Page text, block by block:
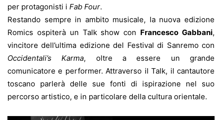
per protagonisti i Fab Four.
Restando sempre in ambito musicale, la nuova edizione
Romics ospiterà un Talk show con Francesco Gabbani,
vincitore dell’ultima edizione del Festival di Sanremo con
Occidentali’s Karma, oltre a essere un grande
comunicatore e performer. Attraverso il Talk, il cantautore
toscano parlerà delle sue fonti di ispirazione nel suo
percorso artistico, e in particolare della cultura orientale.